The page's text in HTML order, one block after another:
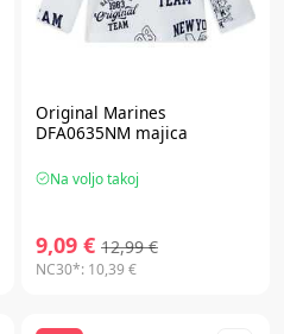
Original Marines
DFA0635NM majica
Na voljo takoj
9,09 € 12,99 €
NC30*: 10,39 €